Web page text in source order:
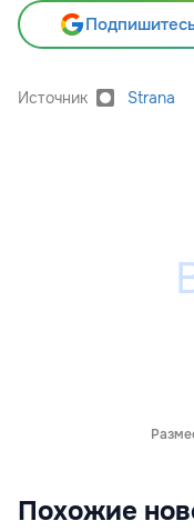
Источник Strana
Похожие